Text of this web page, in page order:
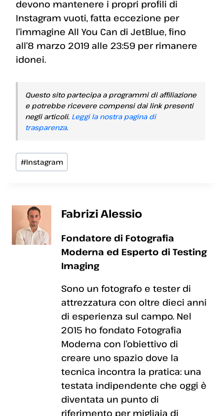
devono mantenere i propri profili di
Instagram vuoti, fatta eccezione per
l’immagine All You Can di JetBlue, fino
all’8 marzo 2019 alle 23:59 per rimanere
idonei.
Questo sito partecipa a programmi di affiliazione
e potrebbe ricevere compensi dai link presenti
negli articoli. Leggi la nostra pagina di
trasparenza.
Tag
articolo:
#Instagram
Fabrizi Alessio
Fondatore di Fotografia
Moderna ed Esperto di Testing
Imaging
Sono un fotografo e tester di
attrezzatura con oltre dieci anni
di esperienza sul campo. Nel
2015 ho fondato Fotografia
Moderna con l’obiettivo di
creare uno spazio dove la
tecnica incontra la pratica: una
testata indipendente che oggi è
diventata un punto di
riferimento per migliaia di